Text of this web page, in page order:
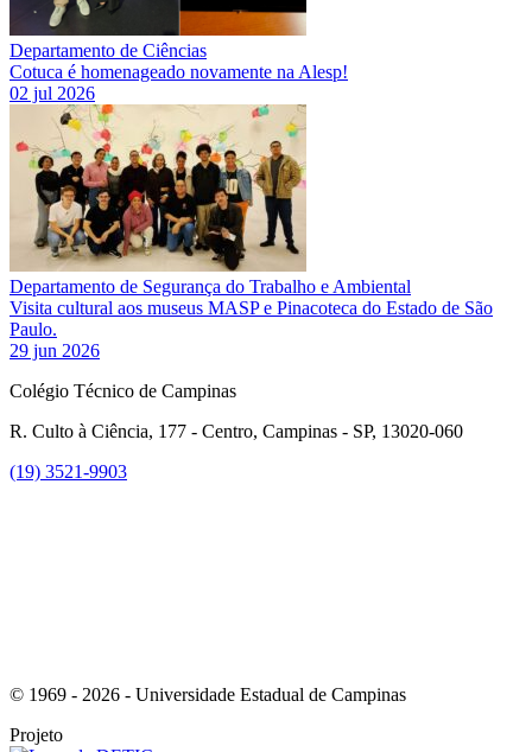
Departamento de Ciências
Cotuca é homenageado novamente na Alesp!
02 jul 2026
Departamento de Segurança do Trabalho e Ambiental
Visita cultural aos museus MASP e Pinacoteca do Estado de São
Paulo.
29 jun 2026
Colégio Técnico de Campinas
R. Culto à Ciência, 177 - Centro, Campinas - SP, 13020-060
(19) 3521-9903
© 1969 - 2026 - Universidade Estadual de Campinas
Projeto